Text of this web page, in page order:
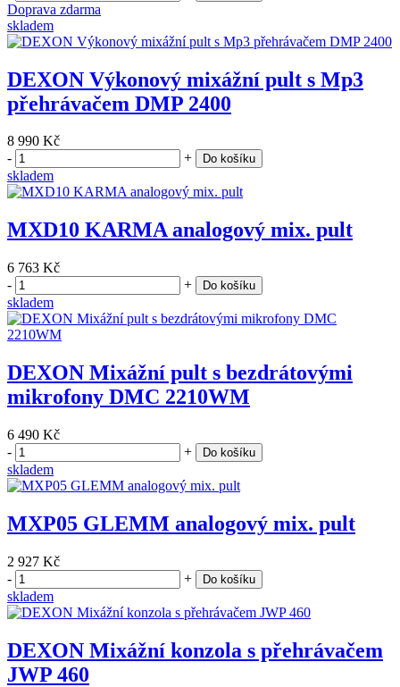
Doprava zdarma
skladem
DEXON Výkonový mixážní pult s Mp3
přehrávačem DMP 2400
8 990 Kč
-
+ Do košíku
skladem
MXD10 KARMA analogový mix. pult
6 763 Kč
-
+ Do košíku
skladem
DEXON Mixážní pult s bezdrátovými
mikrofony DMC 2210WM
6 490 Kč
-
+ Do košíku
skladem
MXP05 GLEMM analogový mix. pult
2 927 Kč
-
+ Do košíku
skladem
DEXON Mixážní konzola s přehrávačem
JWP 460